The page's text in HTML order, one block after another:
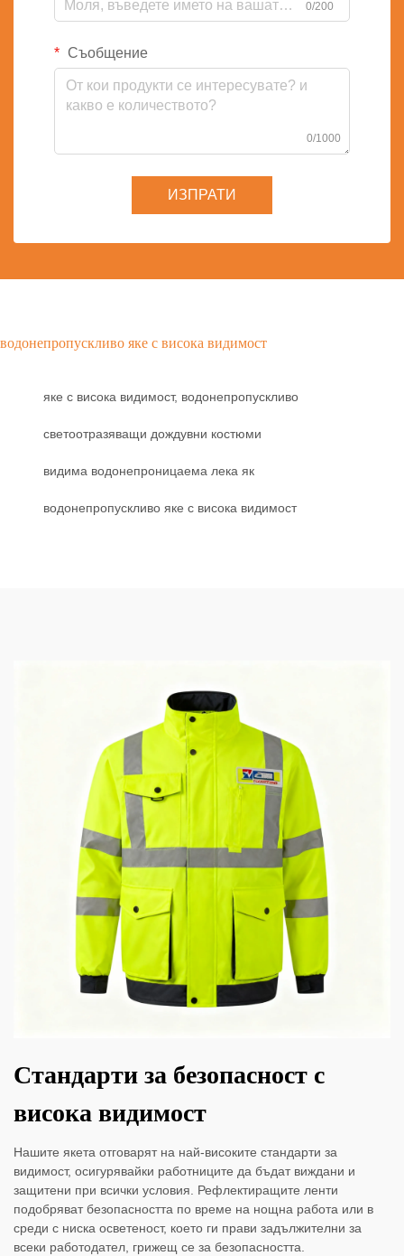
0/200
Съобщение
0/1000
ИЗПРАТИ
водонепропускливо яке с висока видимост
яке с висока видимост, водонепропускливо
светоотразяващи дождувни костюми
видима водонепроницаема лека як
водонепропускливо яке с висока видимост
Стандарти за безопасност с
висока видимост
Нашите якета отговарят на най-високите стандарти за
видимост, осигурявайки работниците да бъдат виждани и
защитени при всички условия. Рефлектиращите ленти
подобряват безопасността по време на нощна работа или в
среди с ниска осветеност, което ги прави задължителни за
всеки работодател, грижещ се за безопасността.